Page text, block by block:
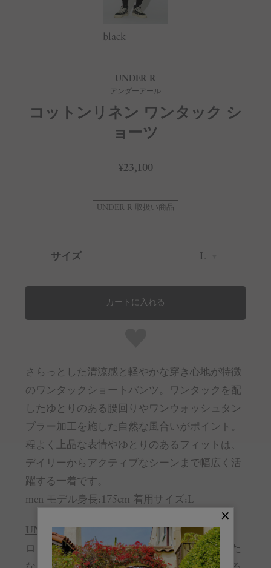
black
UNDER R
アンダーアール
コットンリネン ワンタック シ
ョーツ
¥23,100
UNDER R 取扱い商品
サイズ L
カートに入れる
さらっとした清涼感と軽やかな穿き心地が特徴
のワンタックショートパンツ。ワンタックを配
したゆとりのある腰回りやワンウォッシュタン
ブラー加工を施した自然な風合いがポイント。
程よく上品な表情やゆとりのあるフィットは、
デイリーからアクティブなシーンまで幅広く活
躍する一着です。
men モデル身長:175cm 着用サイズ:L
UNDER R
ロンハーマンが次世代を担う若者たちへ、新た